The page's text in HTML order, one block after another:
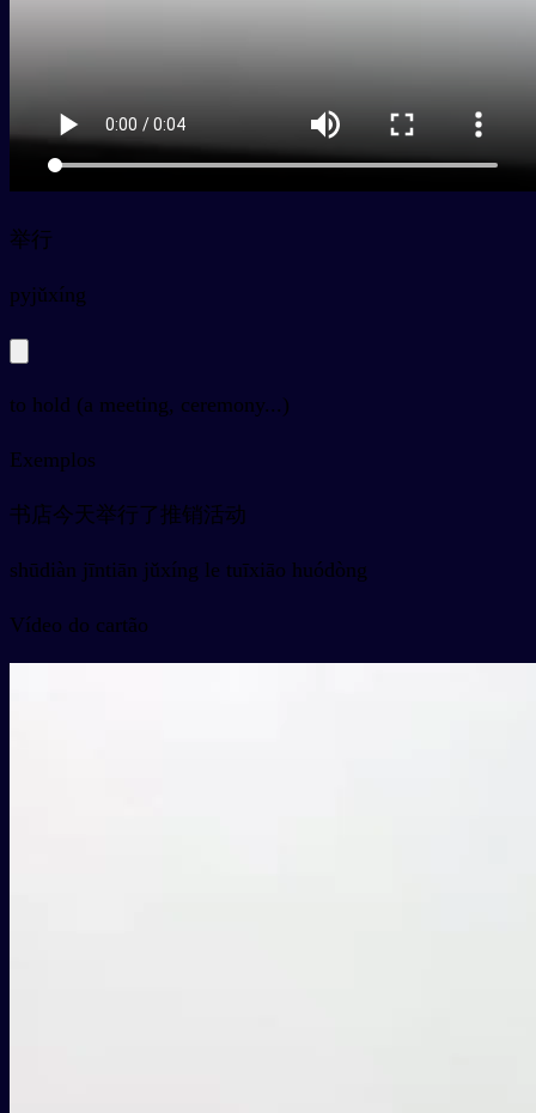
举行
pyjǔxíng
to hold (a meeting, ceremony...)
Exemplos
书店今天举行了推销活动
shūdiàn jīntiān jǔxíng le tuīxiāo huódòng
Vídeo do cartão